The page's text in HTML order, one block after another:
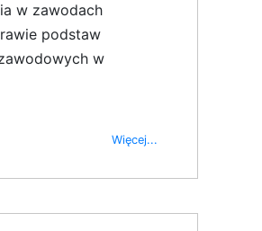
w zawodach
podstaw
w
Więcej...